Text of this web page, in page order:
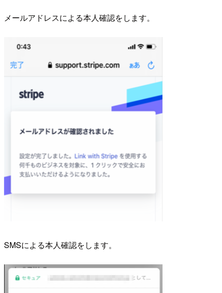
メールアドレスによる本人確認をします。
SMSによる本人確認をします。